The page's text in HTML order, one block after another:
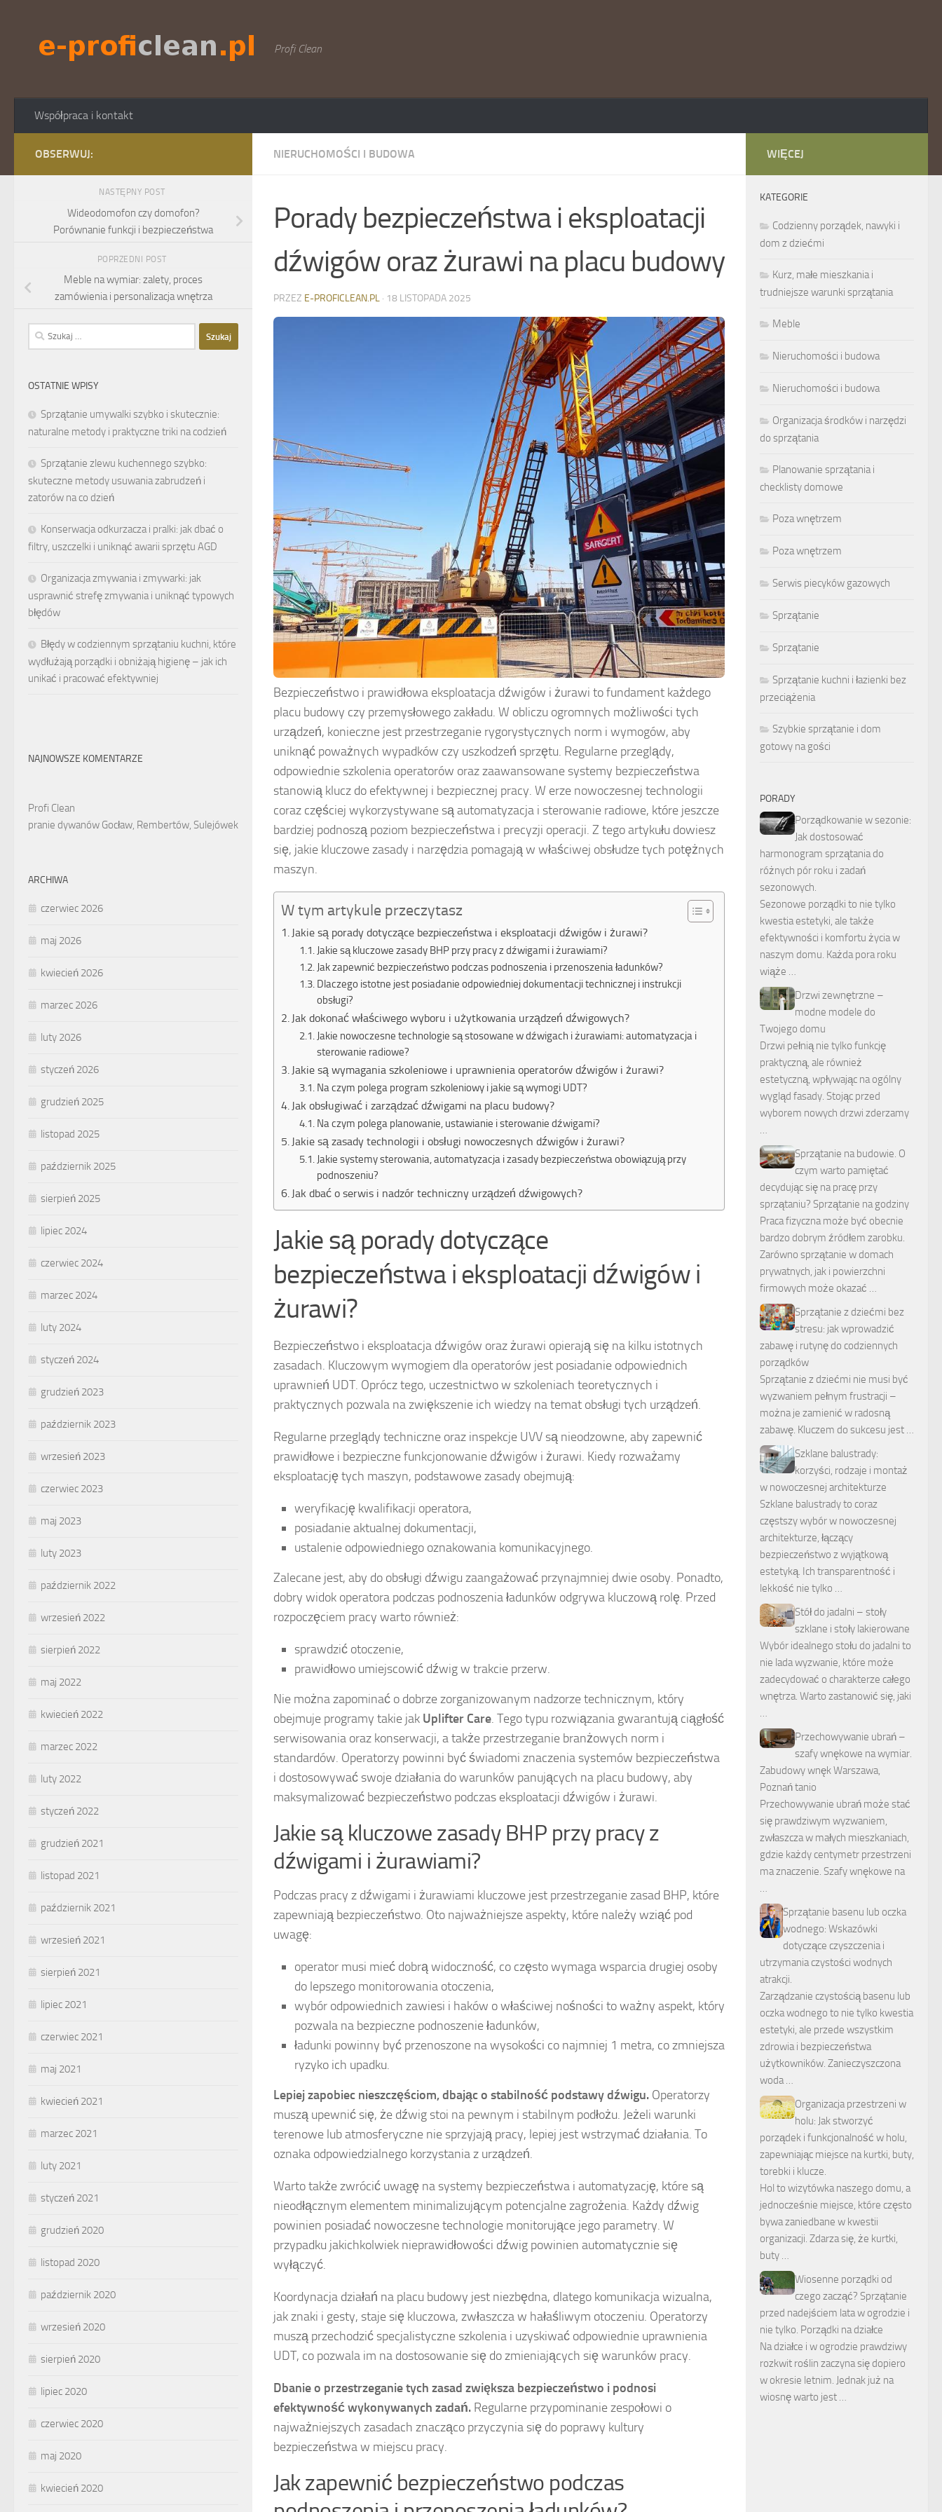
Profi Clean
Współpraca i kontakt
NIERUCHOMOŚCI I BUDOWA
Porady bezpieczeństwa i eksploatacji
dźwigów oraz żurawi na placu budowy
PRZEZ E-PROFICLEAN.PL · 18 LISTOPADA 2025
Bezpieczeństwo i prawidłowa eksploatacja dźwigów i żurawi to fundament każdego
placu budowy czy przemysłowego zakładu. W obliczu ogromnych możliwości tych
urządzeń, konieczne jest przestrzeganie rygorystycznych norm i wymogów, aby
uniknąć poważnych wypadków czy uszkodzeń sprzętu. Regularne przeglądy,
odpowiednie szkolenia operatorów oraz zaawansowane systemy bezpieczeństwa
stanowią klucz do efektywnej i bezpiecznej pracy. W erze nowoczesnej technologii
coraz częściej wykorzystywane są automatyzacja i sterowanie radiowe, które jeszcze
bardziej podnoszą poziom bezpieczeństwa i precyzji operacji. Z tego artykułu dowiesz
się, jakie kluczowe zasady i narzędzia pomagają w właściwej obsłudze tych potężnych
maszyn.
W tym artykule przeczytasz
Jakie są porady dotyczące bezpieczeństwa i eksploatacji dźwigów i żurawi?
Jakie są kluczowe zasady BHP przy pracy z dźwigami i żurawiami?
Jak zapewnić bezpieczeństwo podczas podnoszenia i przenoszenia ładunków?
Dlaczego istotne jest posiadanie odpowiedniej dokumentacji technicznej i instrukcji
obsługi?
Jak dokonać właściwego wyboru i użytkowania urządzeń dźwigowych?
Jakie nowoczesne technologie są stosowane w dźwigach i żurawiami: automatyzacja i
sterowanie radiowe?
Jakie są wymagania szkoleniowe i uprawnienia operatorów dźwigów i żurawi?
Na czym polega program szkoleniowy i jakie są wymogi UDT?
Jak obsługiwać i zarządzać dźwigami na placu budowy?
Na czym polega planowanie, ustawianie i sterowanie dźwigami?
Jakie są zasady technologii i obsługi nowoczesnych dźwigów i żurawi?
Jakie systemy sterowania, automatyzacja i zasady bezpieczeństwa obowiązują przy
podnoszeniu?
Jak dbać o serwis i nadzór techniczny urządzeń dźwigowych?
Jakie są porady dotyczące
bezpieczeństwa i eksploatacji dźwigów i
żurawi?
Bezpieczeństwo i eksploatacja dźwigów oraz żurawi opierają się na kilku istotnych
zasadach. Kluczowym wymogiem dla operatorów jest posiadanie odpowiednich
uprawnień UDT. Oprócz tego, uczestnictwo w szkoleniach teoretycznych i
praktycznych pozwala na zwiększenie ich wiedzy na temat obsługi tych urządzeń.
Regularne przeglądy techniczne oraz inspekcje UVV są nieodzowne, aby zapewnić
prawidłowe i bezpieczne funkcjonowanie dźwigów i żurawi. Kiedy rozważamy
eksploatację tych maszyn, podstawowe zasady obejmują:
weryfikację kwalifikacji operatora,
posiadanie aktualnej dokumentacji,
ustalenie odpowiedniego oznakowania komunikacyjnego.
Zalecane jest, aby do obsługi dźwigu zaangażować przynajmniej dwie osoby. Ponadto,
dobry widok operatora podczas podnoszenia ładunków odgrywa kluczową rolę. Przed
rozpoczęciem pracy warto również:
sprawdzić otoczenie,
prawidłowo umiejscowić dźwig w trakcie przerw.
Nie można zapominać o dobrze zorganizowanym nadzorze technicznym, który
obejmuje programy takie jak Uplifter Care. Tego typu rozwiązania gwarantują ciągłość
serwisowania oraz konserwacji, a także przestrzeganie branżowych norm i
standardów. Operatorzy powinni być świadomi znaczenia systemów bezpieczeństwa
i dostosowywać swoje działania do warunków panujących na placu budowy, aby
maksymalizować bezpieczeństwo podczas eksploatacji dźwigów i żurawi.
Jakie są kluczowe zasady BHP przy pracy z
dźwigami i żurawiami?
Podczas pracy z dźwigami i żurawiami kluczowe jest przestrzeganie zasad BHP, które
zapewniają bezpieczeństwo. Oto najważniejsze aspekty, które należy wziąć pod
uwagę:
operator musi mieć dobrą widoczność, co często wymaga wsparcia drugiej osoby
do lepszego monitorowania otoczenia,
wybór odpowiednich zawiesi i haków o właściwej nośności to ważny aspekt, który
pozwala na bezpieczne podnoszenie ładunków,
ładunki powinny być przenoszone na wysokości co najmniej 1 metra, co zmniejsza
ryzyko ich upadku.
Lepiej zapobiec nieszczęściom, dbając o stabilność podstawy dźwigu. Operatorzy
muszą upewnić się, że dźwig stoi na pewnym i stabilnym podłożu. Jeżeli warunki
terenowe lub atmosferyczne nie sprzyjają pracy, lepiej jest wstrzymać działania. To
oznaka odpowiedzialnego korzystania z urządzeń.
Warto także zwrócić uwagę na systemy bezpieczeństwa i automatyzację, które są
nieodłącznym elementem minimalizującym potencjalne zagrożenia. Każdy dźwig
powinien posiadać nowoczesne technologie monitorujące jego parametry. W
przypadku jakichkolwiek nieprawidłowości dźwig powinien automatycznie się
wyłączyć.
Koordynacja działań na placu budowy jest niezbędna, dlatego komunikacja wizualna,
jak znaki i gesty, staje się kluczowa, zwłaszcza w hałaśliwym otoczeniu. Operatorzy
muszą przechodzić specjalistyczne szkolenia i uzyskiwać odpowiednie uprawnienia
UDT, co pozwala im na dostosowanie się do zmieniających się warunków pracy.
Dbanie o przestrzeganie tych zasad zwiększa bezpieczeństwo i podnosi
efektywność wykonywanych zadań. Regularne przypominanie zespołowi o
najważniejszych zasadach znacząco przyczynia się do poprawy kultury
bezpieczeństwa w miejscu pracy.
Jak zapewnić bezpieczeństwo podczas
OBSERWUJ:
NASTĘPNY POST
Wideodomofon czy domofon?
Porównanie funkcji i bezpieczeństwa
POPRZEDNI POST
Meble na wymiar: zalety, proces
zamówienia i personalizacja wnętrza
Szukaj:
OSTATNIE WPISY
Sprzątanie umywalki szybko i skutecznie:
naturalne metody i praktyczne triki na codzień
Sprzątanie zlewu kuchennego szybko:
skuteczne metody usuwania zabrudzeń i
zatorów na co dzień
Konserwacja odkurzacza i pralki: jak dbać o
filtry, uszczelki i uniknąć awarii sprzętu AGD
Organizacja zmywania i zmywarki: jak
usprawnić strefę zmywania i uniknąć typowych
błędów
Błędy w codziennym sprzątaniu kuchni, które
wydłużają porządki i obniżają higienę – jak ich
unikać i pracować efektywniej
NAJNOWSZE KOMENTARZE
Profi Clean
pranie dywanów Gocław, Rembertów, Sulejówek
ARCHIWA
czerwiec 2026
maj 2026
kwiecień 2026
marzec 2026
luty 2026
styczeń 2026
grudzień 2025
listopad 2025
październik 2025
sierpień 2025
lipiec 2024
czerwiec 2024
marzec 2024
luty 2024
styczeń 2024
grudzień 2023
październik 2023
wrzesień 2023
czerwiec 2023
maj 2023
luty 2023
październik 2022
wrzesień 2022
sierpień 2022
maj 2022
kwiecień 2022
marzec 2022
luty 2022
styczeń 2022
grudzień 2021
listopad 2021
październik 2021
wrzesień 2021
sierpień 2021
lipiec 2021
czerwiec 2021
maj 2021
kwiecień 2021
marzec 2021
luty 2021
styczeń 2021
grudzień 2020
listopad 2020
październik 2020
wrzesień 2020
sierpień 2020
lipiec 2020
czerwiec 2020
maj 2020
kwiecień 2020
WIĘCEJ
KATEGORIE
Codzienny porządek, nawyki i
dom z dziećmi
Kurz, małe mieszkania i
trudniejsze warunki sprzątania
Meble
Nieruchomości i budowa
Nieruchomości i budowa
Organizacja środków i narzędzi
do sprzątania
Planowanie sprzątania i
checklisty domowe
Poza wnętrzem
Poza wnętrzem
Serwis piecyków gazowych
Sprzątanie
Sprzątanie
Sprzątanie kuchni i łazienki bez
przeciążenia
Szybkie sprzątanie i dom
gotowy na gości
PORADY
Porządkowanie w sezonie:
Jak dostosować
harmonogram sprzątania do
różnych pór roku i zadań
sezonowych.
Sezonowe porządki to nie tylko
kwestia estetyki, ale także
efektywności i komfortu życia w
naszym domu. Każda pora roku
wiąże …
Drzwi zewnętrzne –
modne modele do
Twojego domu
Drzwi pełnią nie tylko funkcję
praktyczną, ale również
estetyczną, wpływając na ogólny
wygląd fasady. Stojąc przed
wyborem nowych drzwi zderzamy
…
Sprzątanie na budowie. O
czym warto pamiętać
decydując się na pracę przy
sprzątaniu? Sprzątanie na godziny
Praca fizyczna może być obecnie
bardzo dobrym źródłem zarobku.
Zarówno sprzątanie w domach
prywatnych, jak i powierzchni
firmowych może okazać …
Sprzątanie z dziećmi bez
stresu: jak wprowadzić
zabawę i rutynę do codziennych
porządków
Sprzątanie z dziećmi nie musi być
wyzwaniem pełnym frustracji –
można je zamienić w radosną
zabawę. Kluczem do sukcesu jest …
Szklane balustrady:
korzyści, rodzaje i montaż
w nowoczesnej architekturze
Szklane balustrady to coraz
częstszy wybór w nowoczesnej
architekturze, łączący
bezpieczeństwo z wyjątkową
estetyką. Ich transparentność i
lekkość nie tylko …
Stół do jadalni – stoły
szklane i stoły lakierowane
Wybór idealnego stołu do jadalni to
nie lada wyzwanie, które może
zadecydować o charakterze całego
wnętrza. Warto zastanowić się, jaki
…
Przechowywanie ubrań –
szafy wnękowe na wymiar.
Zabudowy wnęk Warszawa,
Poznań tanio
Przechowywanie ubrań może stać
się prawdziwym wyzwaniem,
zwłaszcza w małych mieszkaniach,
gdzie każdy centymetr przestrzeni
ma znaczenie. Szafy wnękowe na
…
Sprzątanie basenu lub oczka
wodnego: Wskazówki
dotyczące czyszczenia i
utrzymania czystości wodnych
atrakcji.
Zarządzanie czystością basenu lub
oczka wodnego to nie tylko kwestia
estetyki, ale przede wszystkim
zdrowia i bezpieczeństwa
użytkowników. Zanieczyszczona
woda …
Organizacja przestrzeni w
holu: Jak stworzyć
porządek i funkcjonalność w holu,
zapewniając miejsce na kurtki, buty,
torebki i klucze.
Hol to wizytówka naszego domu, a
jednocześnie miejsce, które często
bywa zaniedbane w kwestii
organizacji. Zdarza się, że kurtki,
buty …
Wiosenne porządki od
czego zacząć? Sprzątanie
przed nadejściem lata w ogrodzie i
nie tylko. Porządki na działce
Na działce i w ogrodzie prawdziwy
rozkwit roślin zaczyna się dopiero
w okresie letnim. Jednak już na
wiosnę warto jest …